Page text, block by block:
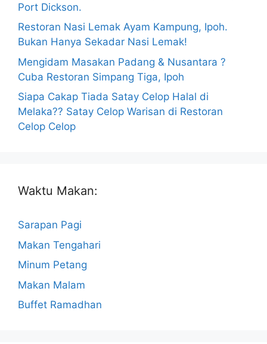
Port Dickson.
Restoran Nasi Lemak Ayam Kampung, Ipoh.
Bukan Hanya Sekadar Nasi Lemak!
Mengidam Masakan Padang & Nusantara ?
Cuba Restoran Simpang Tiga, Ipoh
Siapa Cakap Tiada Satay Celop Halal di
Melaka?? Satay Celop Warisan di Restoran
Celop Celop
Waktu Makan:
Sarapan Pagi
Makan Tengahari
Minum Petang
Makan Malam
Buffet Ramadhan